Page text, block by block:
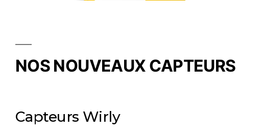
NOS NOUVEAUX CAPTEURS
Capteurs Wirly